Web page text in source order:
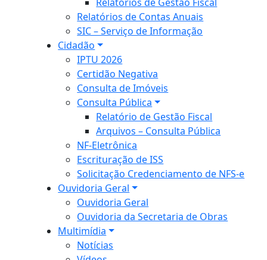
Relatórios de Contas Anuais
SIC – Serviço de Informação
Cidadão
IPTU 2026
Certidão Negativa
Consulta de Imóveis
Consulta Pública
Relatório de Gestão Fiscal
Arquivos – Consulta Pública
NF-Eletrônica
Escrituração de ISS
Solicitação Credenciamento de NFS-e
Ouvidoria Geral
Ouvidoria Geral
Ouvidoria da Secretaria de Obras
Multimídia
Notícias